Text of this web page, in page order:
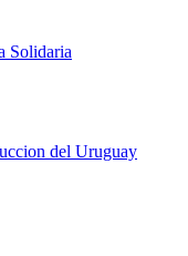
Solidaria
del Uruguay